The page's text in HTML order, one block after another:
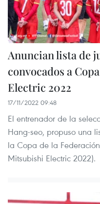
Anuncian lista de
convocados a
Electric 2022
17/11/2022 09:48
El entrenador de la
Hang-seo, propuso una
la Copa de la
Mitsubishi Electric 2022).